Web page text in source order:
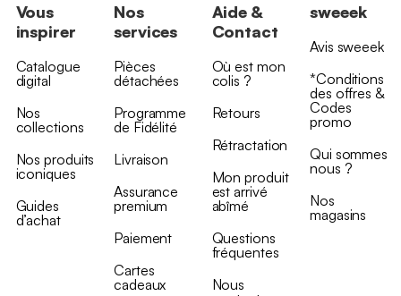
Vous
inspirer
Catalogue
digital
Nos
collections
Nos produits
iconiques
Guides
d’achat
Nos
services
Pièces
détachées
Programme
de Fidélité
Livraison
Assurance
premium
Paiement
Cartes
cadeaux
Aide &
Contact
Où est mon
colis ?
Retours
Rétractation
Mon produit
est arrivé
abîmé
Questions
fréquentes
Nous
sweeek
Avis sweeek
*Conditions
des offres &
Codes
promo
Qui sommes
nous ?
Nos
magasins